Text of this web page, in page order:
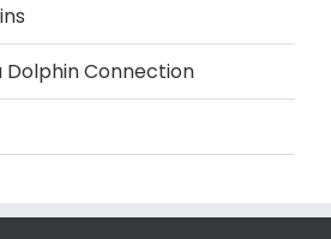
Dolphin Connection